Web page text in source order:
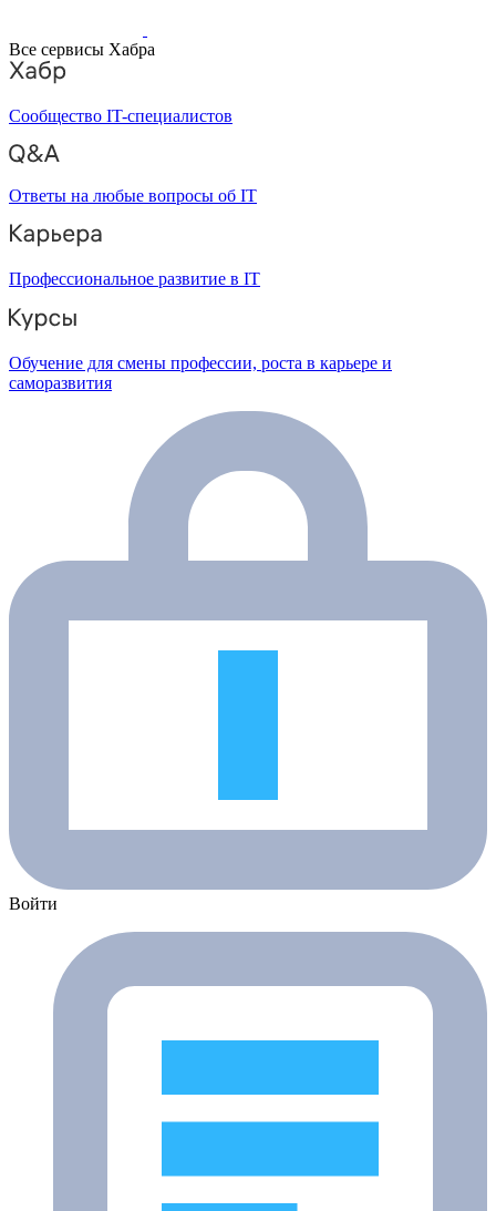
Все сервисы Хабра
Сообщество IT-специалистов
Ответы на любые вопросы об IT
Профессиональное развитие в IT
Обучение для смены профессии, роста в карьере и
саморазвития
Войти